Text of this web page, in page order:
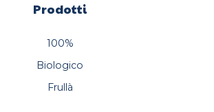
Prodotti
100%
Biologico
Frullà